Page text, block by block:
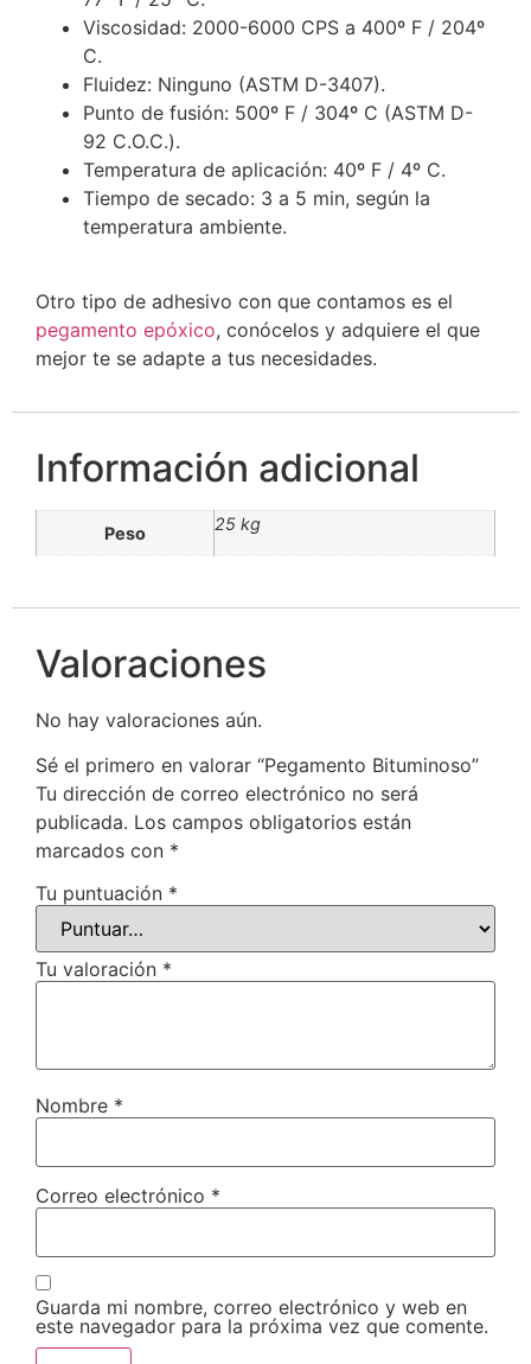
Viscosidad: 2000-6000 CPS a 400º F / 204º
C.
Fluidez: Ninguno (ASTM D-3407).
Punto de fusión: 500º F / 304º C (ASTM D-
92 C.O.C.).
Temperatura de aplicación: 40º F / 4º C.
Tiempo de secado: 3 a 5 min, según la
temperatura ambiente.
Otro tipo de adhesivo con que contamos es el
pegamento epóxico, conócelos y adquiere el que
mejor te se adapte a tus necesidades.
Información adicional
Peso 25 kg
Valoraciones
No hay valoraciones aún.
Sé el primero en valorar “Pegamento Bituminoso”
Tu dirección de correo electrónico no será
publicada. Los campos obligatorios están
marcados con *
Tu puntuación *
Tu valoración *
Nombre *
Correo electrónico *
Guarda mi nombre, correo electrónico y web en
este navegador para la próxima vez que comente.